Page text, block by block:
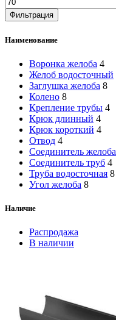
Фильтрация
Наименование
Воронка желоба 4
Желоб водосточный
Заглушка желоба 8
Колено 8
Крепление трубы 4
Крюк длинный 4
Крюк короткий 4
Отвод 4
Соединитель желоба
Соединитель труб 4
Труба водосточная 8
Угол желоба 8
Наличие
Распродажа
В наличии